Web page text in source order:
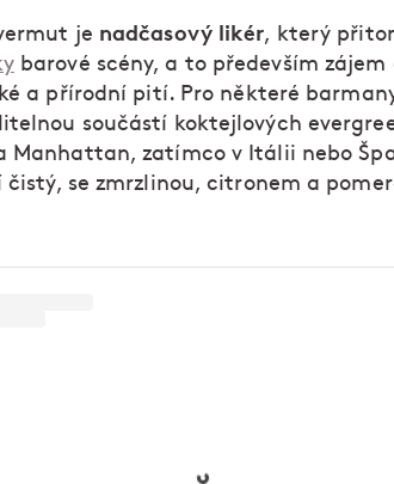
je nadčasový likér, který
barové scény, a to především zájem
a přírodní pití. Pro některé
součástí koktejlových
Manhattan, zatímco v Itálii nebo
čistý, se zmrzlinou, citronem a